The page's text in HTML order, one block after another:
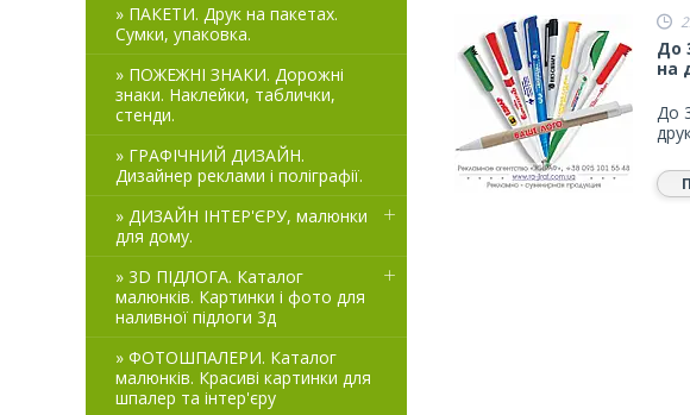
До
на
До
» ПАКЕТИ. Друк на пакетах.
Сумки, упаковка.
» ПОЖЕЖНІ ЗНАКИ. Дорожні
знаки. Наклейки, таблички,
стенди.
» ГРАФІЧНИЙ ДИЗАЙН.
Дизайнер реклами і поліграфії.
» ДИЗАЙН ІНТЕР'ЄРУ, малюнки
для дому.
» 3D ПІДЛОГА. Каталог
малюнків. Картинки і фото для
наливної підлоги 3д
» ФОТОШПАЛЕРИ. Каталог
малюнків. Красиві картинки для
шпалер та інтер'єру